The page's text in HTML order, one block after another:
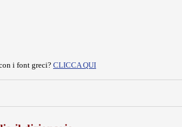
i font greci? CLICCA QUI